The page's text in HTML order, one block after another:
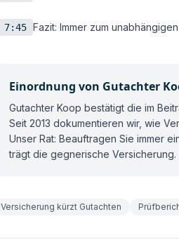
7:45 Fazit: Immer zum
Einordnung von Gutachter
Gutachter Koop bestätigt die im
Seit 2013 dokumentieren wir, wie
Unser Rat: Beauftragen Sie immer
trägt die gegnerische Versicherung.
Versicherung kürzt Gutachten